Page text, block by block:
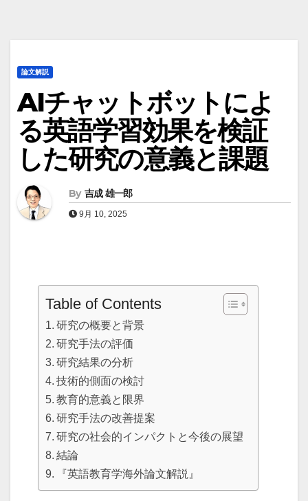
論文解説
AIチャットボットによ
る英語学習効果を検証
した研究の意義と課題
By 吉成 雄一郎
9月 10, 2025
Table of Contents
研究の概要と背景
研究手法の評価
研究結果の分析
技術的側面の検討
教育的意義と限界
研究手法の改善提案
研究の社会的インパクトと今後の展望
結論
『英語教育学海外論文解説』